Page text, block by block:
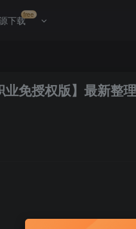
下载free
免授权版】最新整